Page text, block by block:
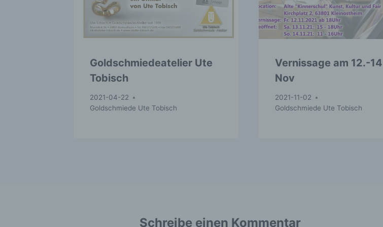
Goldschmiedeatelier Ute
Tobisch
2021-04-22
Goldschmiede Ute Tobisch
Vernissage am 12.-
Nov
2021-11-02
Goldschmiede Ute Tobisch
Schreibe einen Kommentar
persönliche Aspekte, die sich auf eine
bewerten, insbesondere, um Aspekte
wirtschaftlicher Lage, Gesundheit,
Zuverlässigkeit, Verhalten, Aufenthaltsort
f) Pseudonymisierung
einer Weise, auf welche die
Hinzuziehung zusätzlicher Informationen
natürliche oder juristische Person, Behörde,